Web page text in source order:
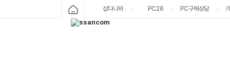
샵다나와 PC26 PC구매상담